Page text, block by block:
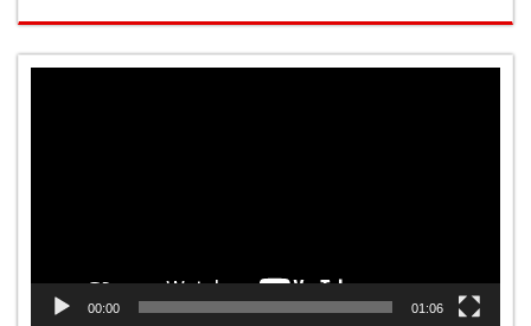
00:00 01:06